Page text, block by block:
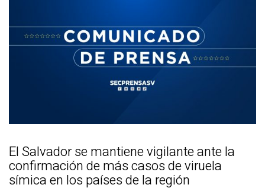
El Salvador se mantiene vigilante ante la
confirmación de más casos de viruela
símica en los países de la región